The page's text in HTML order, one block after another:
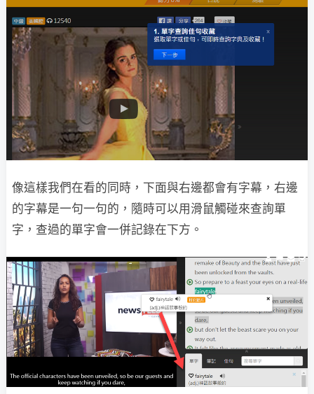
像這樣我們在看的同時，下面與右邊都會有字幕，右邊
的字幕是一句一句的，隨時可以用滑鼠觸碰來查詢單
字，查過的單字會一併記錄在下方。